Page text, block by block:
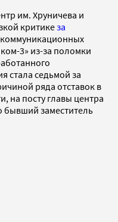
им. Хруничева и
критикеза
3» из-за поломки
стала седьмой за
ряда отставок в
на посту главы центра
бывший заместитель